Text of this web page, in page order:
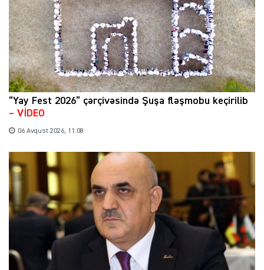
“Yay Fest 2026” çərçivəsində Şuşa fləşmobu keçirilib
– VİDEO
06 Avqust 2026, 11:08